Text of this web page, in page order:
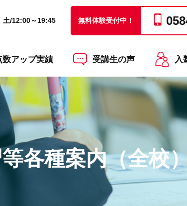
/12:00～19:45 無料体験受付中！
数アップ実績 受講生の声 入
各種案内（全校